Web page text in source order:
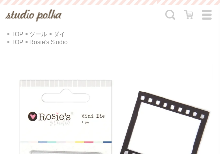
>TOP > ツール > ダイ
>TOP > Rosie's Studio